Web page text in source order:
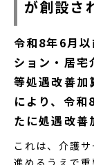
が創設さ
令和8年6月
ション・居宅
等処遇改善加
により、令
たに処遇改善
これは、介護